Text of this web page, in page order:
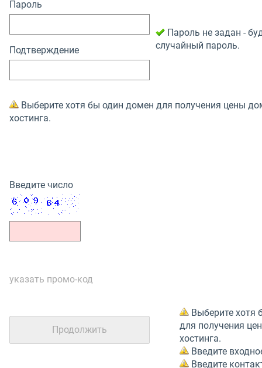
Пароль
Пароль не задан -
случайный пароль.
Подтверждение
Выберите хотя бы один домен для получения цены
хостинга.
Введите число
указать промо-код
Выберите хотя
для получения
хостинга.
Введите
Введите